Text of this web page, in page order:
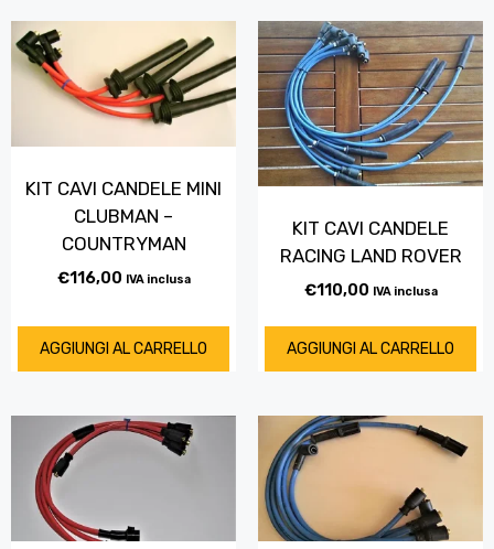
KIT CAVI CANDELE MINI
CLUBMAN –
COUNTRYMAN
€116,00 IVA inclusa
AGGIUNGI AL CARRELLO
KIT CAVI CANDELE
RACING LAND ROVER
€110,00 IVA inclusa
AGGIUNGI AL CARRELLO